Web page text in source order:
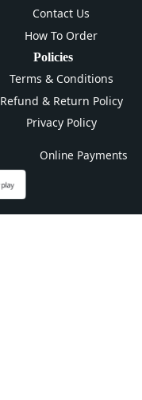
Contact Us
How To Order
Policies
Terms & Conditions
Refund & Return Policy
Privacy Policy
Online Payments